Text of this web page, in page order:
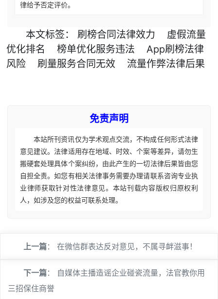
律给予否定评价。
本文标签： 刷榜合同法律效力
虚假流量
优化排名
榜单优化服务违法
App刷榜法律
风险
刷量服务合同无效 流量作弊法律后果
免责声明
本站所刊资讯仅为学术观点交流，不构成任何形式法律
意见建议。法律适用存在地域、时效、个案等差异，请勿生
搬硬套处理具体个案纠纷，由此产生的一切法律后果皆由您
自担全责。如您有相关法律事务需要办理请联系咨询专业执
业律师获取针对性法律意见。本站刊载内容版权归原权利
人，如涉及您的权益可联系处理。
上一篇： 在微信群表达反对意见，不属寻衅滋事！
下一篇： 自媒体主播造谣企业碰瓷流量，法官教你用
三招保住商誉